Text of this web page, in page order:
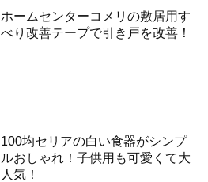
ホームセンターコメリの敷居用す
べり改善テープで引き戸を改善！
100均セリアの白い食器がシンプ
ルおしゃれ！子供用も可愛くて大
人気！